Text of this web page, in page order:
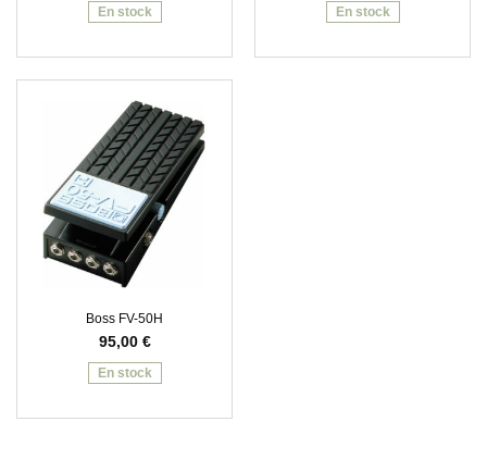
En stock En stock
Boss FV-50H
95,00 €
En stock